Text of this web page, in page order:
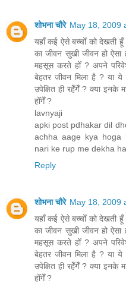
शोभना चौरे May 18, 2009
यहाँ कई ऐसे बच्चोँ को देखती
का जीवन सुखी जीवन हो
महसूस करते होँ ? अपने
बेहतर जीवन मिला है ? या
उपेक्षित ही रहेँगेँ ? क्या इनके
होँगेँ ?
lavnyaji
apki post pdhakar dil
achha aage kya hoga
nari ke rup me dekha
Reply
शोभना चौरे May 18, 2009
यहाँ कई ऐसे बच्चोँ को देखती
का जीवन सुखी जीवन हो
महसूस करते होँ ? अपने
बेहतर जीवन मिला है ? या
उपेक्षित ही रहेँगेँ ? क्या इनके
होँगेँ ?